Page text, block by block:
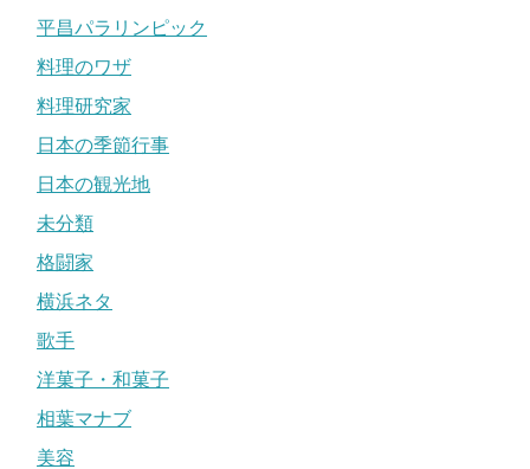
平昌パラリンピック
料理のワザ
料理研究家
日本の季節行事
日本の観光地
未分類
格闘家
横浜ネタ
歌手
洋菓子・和菓子
相葉マナブ
美容